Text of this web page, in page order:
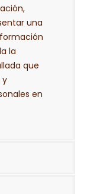
una
la
que
y
en